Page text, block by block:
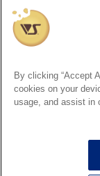
※記事内の価格表記は
※このコンテンツ内
スーパード
ドルフィ
By clicking “Accept
cookies on your
usage, and assist in